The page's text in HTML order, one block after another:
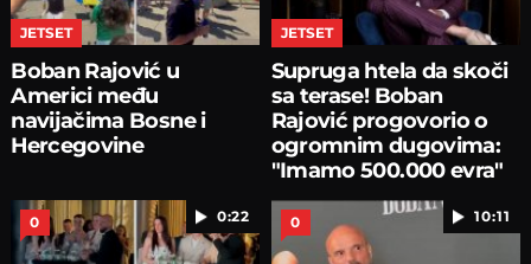
JETSET
Boban Rajović u
Americi među
navijačima Bosne i
Hercegovine
JETSET
Supruga htela da skoči
sa terase! Boban
Rajović progovorio o
ogromnim dugovima:
"Imamo 500.000 evra"
0:22
0 10:11
0